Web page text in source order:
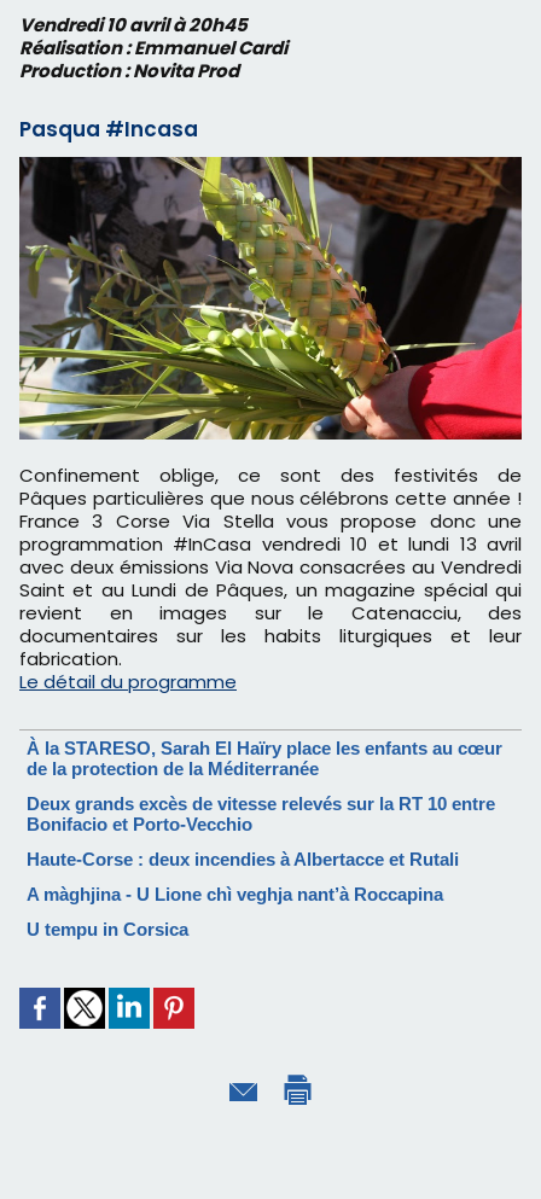
Vendredi 10 avril à 20h45
Réalisation : Emmanuel Cardi
Production : Novita Prod
Pasqua #Incasa
Confinement oblige, ce sont des festivités de
Pâques particulières que nous célébrons cette année !
France 3 Corse Via Stella vous propose donc une
programmation #InCasa vendredi 10 et lundi 13 avril
avec deux émissions Via Nova consacrées au Vendredi
Saint et au Lundi de Pâques, un magazine spécial qui
revient en images sur le Catenacciu, des
documentaires sur les habits liturgiques et leur
fabrication.
Le détail du programme
À la STARESO, Sarah El Haïry place les enfants au cœur
de la protection de la Méditerranée
Deux grands excès de vitesse relevés sur la RT 10 entre
Bonifacio et Porto-Vecchio
Haute-Corse : deux incendies à Albertacce et Rutali
A màghjina - U Lione chì veghja nant’à Roccapina
U tempu in Corsica